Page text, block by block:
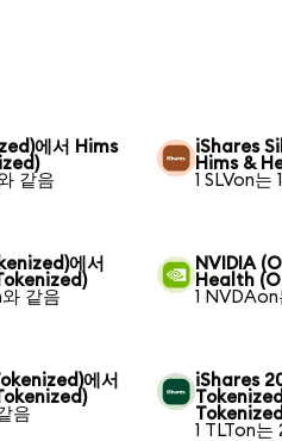
에서 Hims
같음
iShares
Hims &
1 SLVon는
에서
와 같음
NVIDIA
Health
1 NVDAon
에서
음
iShares
1 TLTon는